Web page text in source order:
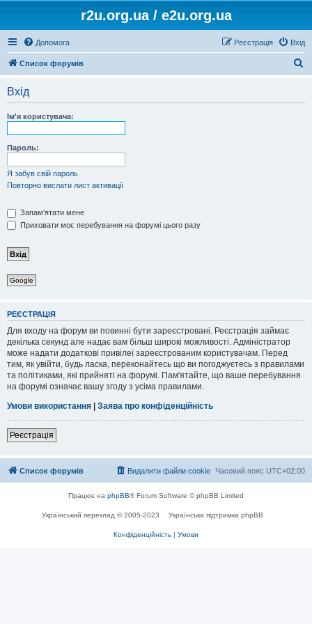
r2u.org.ua / e2u.org.ua
Допомога Вхід
Реєстрація
Список форумів
Вхід
Ім'я користувача:
Пароль:
Я забув свій пароль
Повторно вислати лист активації
Запам'ятати мене
Приховати моє перебування на форумі цього разу
Google
РЕЄСТРАЦІЯ
Для входу на форум ви повинні бути зареєстровані. Реєстрація займає
декілька секунд але надає вам більш широкі можливості. Адміністратор
може надати додаткові привілеї зареєстрованим користувачам. Перед
тим, як увійти, будь ласка, переконайтесь що ви погоджуєтесь з правилами
та політиками, які прийняті на форумі. Пам'ятайте, що ваше перебування
на форумі означає вашу згоду з усіма правилами.
Умови використання | Заява про конфіденційність
Реєстрація
Список форумів Часовий пояс UTC+02:00
Видалити файли cookie
Працює на phpBB® Forum Software © phpBB Limited
Український переклад © 2005-2023 Українська підтримка phpBB
Конфіденційність | Умови